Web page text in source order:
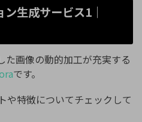
生成サービス1｜
た画像の動的加工が充実する
です。
や特徴についてチェックして